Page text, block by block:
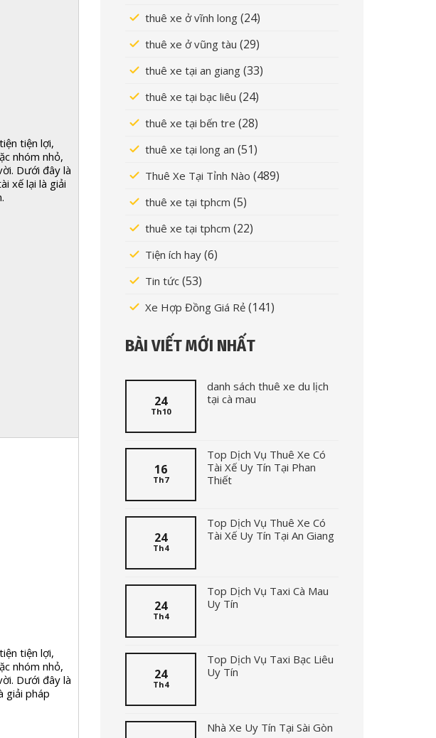
tiện lợi,
nhóm nhỏ,
Dưới đây là
xế lại là giải
tiện lợi,
nhóm nhỏ,
Dưới đây là
giải pháp
thuê xe ở vĩnh long (24)
thuê xe ở vũng tàu (29)
thuê xe tại an giang (33)
thuê xe tại bạc liêu (24)
thuê xe tại bến tre (28)
thuê xe tại long an (51)
Thuê Xe Tại Tỉnh Nào (489)
thuê xe tại tphcm (5)
thuê xe tại tphcm (22)
Tiện ích hay (6)
Tin tức (53)
Xe Hợp Đồng Giá Rẻ (141)
BÀI VIẾT MỚI NHẤT
24
Th10
danh sách thuê xe du lịch
tại cà mau
16
Th7
Top Dịch Vụ Thuê Xe Có
Tài Xế Uy Tín Tại Phan
Thiết
24
Th4
Top Dịch Vụ Thuê Xe Có
Tài Xế Uy Tín Tại An Giang
24
Th4
Top Dịch Vụ Taxi Cà Mau
Uy Tín
24
Th4
Top Dịch Vụ Taxi Bạc Liêu
Uy Tín
Nhà Xe Uy Tín Tại Sài Gòn